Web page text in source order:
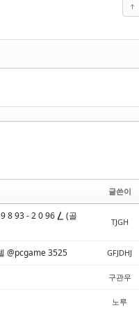
글쓴이
8 93 - 2 0 96 ⎳ (골
TJGH
@pcgame 3525 GFJDHJ
구관우
노루